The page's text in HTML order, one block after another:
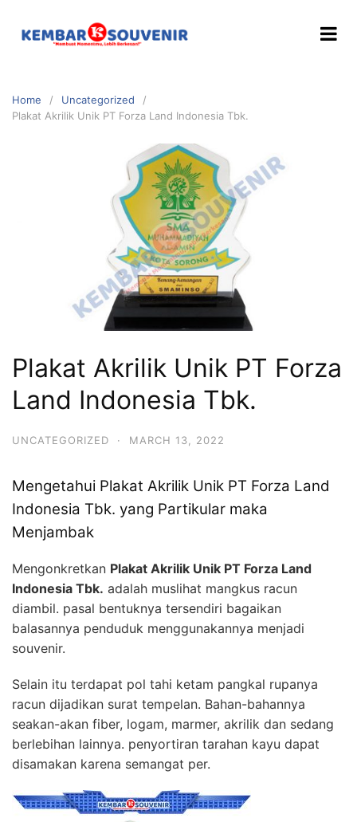
Home
Uncategorized
Plakat Akrilik Unik PT Forza Land Indonesia Tbk.
Plakat Akrilik Unik PT Forza
Land Indonesia Tbk.
UNCATEGORIZED · MARCH 13, 2022
Mengetahui Plakat Akrilik Unik PT Forza Land
Indonesia Tbk. yang Partikular maka
Menjambak
Mengonkretkan Plakat Akrilik Unik PT Forza Land
Indonesia Tbk. adalah muslihat mangkus racun
diambil. pasal bentuknya tersendiri bagaikan
balasannya penduduk menggunakannya menjadi
souvenir.
Selain itu terdapat pol tahi ketam pangkal rupanya
racun dijadikan surat tempelan. Bahan-bahannya
seakan-akan fiber, logam, marmer, akrilik dan sedang
berlebihan lainnya. penyortiran tarahan kayu dapat
disamakan karena semangat per.